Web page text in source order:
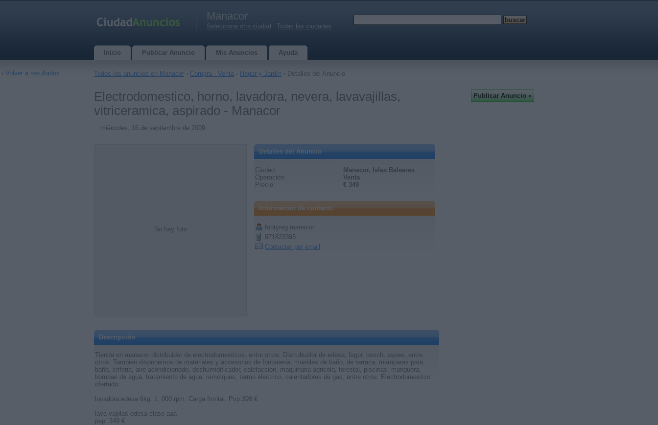
Manacor
Seleccione otra ciudad Todas las ciudades
Inicio Publicar Anuncio Mis Anuncios Ayuda
Todos los anuncios en Manacor › Compra - Venta › Hogar y Jardín › Detalles del Anuncio
Electrodomestico, horno, lavadora, nevera, lavavajillas,
vitriceramica, aspirado - Manacor
miércoles, 16 de septiembre de 2009
No hay foto
Detalles del Anuncio
Ciudad:
Manacor, Islas Baleares
Operación:
Venta
Precio:
€ 349
Información de contacto
fontyreg manacor
971823395
Contactar por email
Descripción
Tienda en manacor distribuidor de electrodomesticos, entre otros. Distrubuidor de edesa, fagor, bosch, aspes, entre
otros. Tambien disponemos de materiales y accesorios de fontaneria, muebles de baño, de terraza, mamparas para
baño, criferia, aire acondicionado, deshumidificador, calefaccion, maquinaria agricola, forestal, piscinas, manguera,
bombas de agua, tratamiento de agua, remolques, termo electrico, calentadores de gas, entre otros. Electrodomestico
ofertado:
lavadora edesa 6kg. 1. 000 rpm. Carga frontal. Pvp:399 €
lava vajillas edesa clase aaa
pvp: 349 €
‹ Volver a resultados